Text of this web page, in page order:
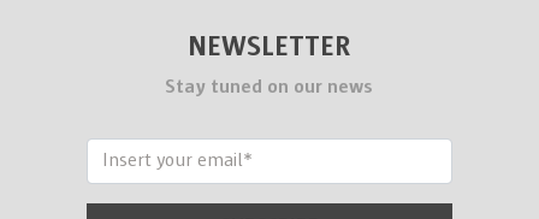
NEWSLETTER
Stay tuned on our news